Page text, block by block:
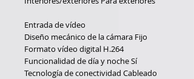
Entrada de vídeo
Diseño mecánico de la cámara Fijo
Formato vídeo digital H.264
Funcionalidad de día y nocheSí
Tecnología de conectividad Cableado